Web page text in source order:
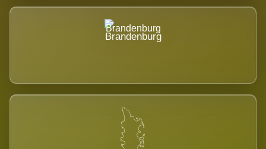
Brandenburg